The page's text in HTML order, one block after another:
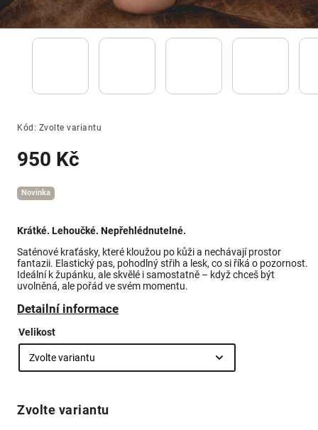
Kód: Zvolte variantu
950 Kč
Novinka
Krátké. Lehoučké. Nepřehlédnutelné.
Saténové kraťásky, které kloužou po kůži a nechávají prostor
fantazii. Elastický pas, pohodlný střih a lesk, co si říká o pozornost.
Ideální k župánku, ale skvělé i samostatně – když chceš být
uvolněná, ale pořád ve svém momentu.
Detailní informace
Velikost
Zvolte variantu